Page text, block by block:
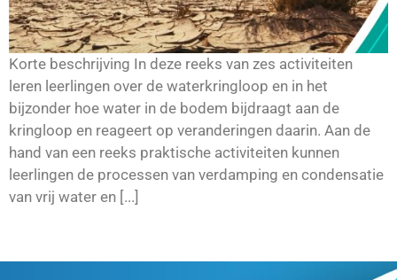
Korte beschrijving In deze reeks van zes activiteiten
leren leerlingen over de waterkringloop en in het
bijzonder hoe water in de bodem bijdraagt aan de
kringloop en reageert op veranderingen daarin. Aan de
hand van een reeks praktische activiteiten kunnen
leerlingen de processen van verdamping en condensatie
van vrij water en [...]